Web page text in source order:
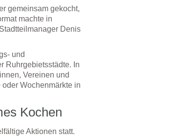
gemeinsam gekocht,
machte in
Denis
und
Ruhrgebietsstädte. In
Vereinen und
Wochenmärkte in
Kochen
Aktionen statt.